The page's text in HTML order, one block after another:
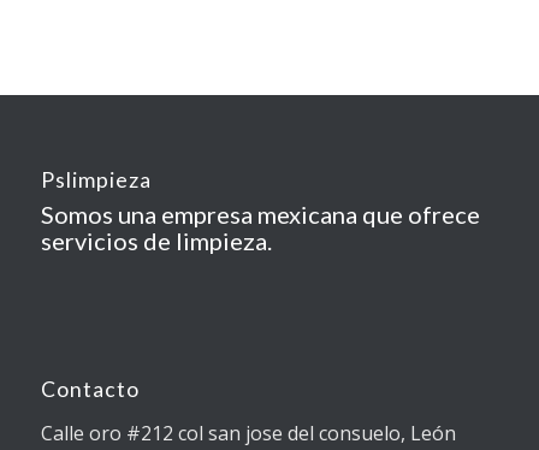
Pslimpieza
Somos una empresa mexicana que ofrece
servicios de limpieza.
Contacto
Calle oro #212 col san jose del consuelo, León